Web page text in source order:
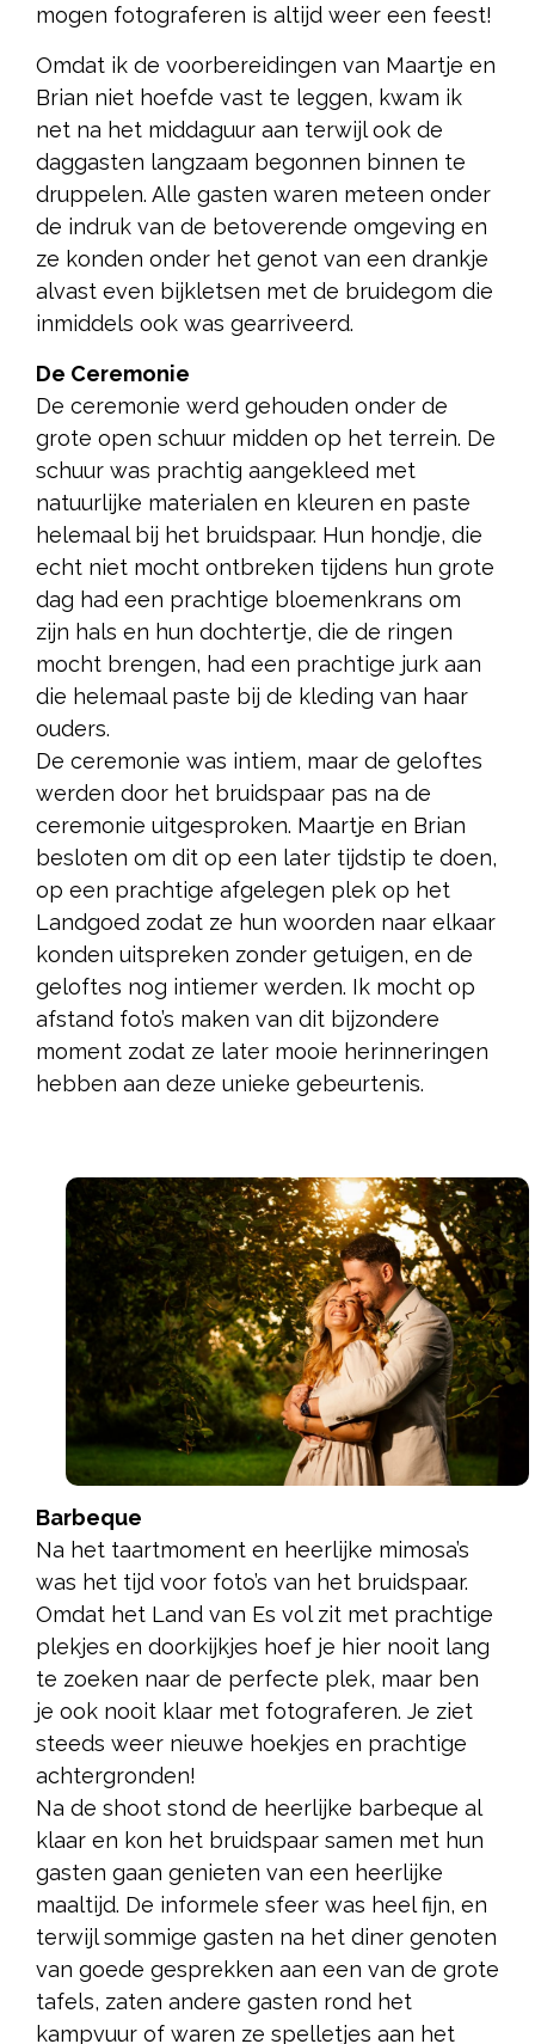
mogen fotograferen is altijd weer een feest!
Omdat ik de voorbereidingen van Maartje en
Brian niet hoefde vast te leggen, kwam ik
net na het middaguur aan terwijl ook de
daggasten langzaam begonnen binnen te
druppelen. Alle gasten waren meteen onder
de indruk van de betoverende omgeving en
ze konden onder het genot van een drankje
alvast even bijkletsen met de bruidegom die
inmiddels ook was gearriveerd.
De Ceremonie
De ceremonie werd gehouden onder de
grote open schuur midden op het terrein. De
schuur was prachtig aangekleed met
natuurlijke materialen en kleuren en paste
helemaal bij het bruidspaar. Hun hondje, die
echt niet mocht ontbreken tijdens hun grote
dag had een prachtige bloemenkrans om
zijn hals en hun dochtertje, die de ringen
mocht brengen, had een prachtige jurk aan
die helemaal paste bij de kleding van haar
ouders.
De ceremonie was intiem, maar de geloftes
werden door het bruidspaar pas na de
ceremonie uitgesproken. Maartje en Brian
besloten om dit op een later tijdstip te doen,
op een prachtige afgelegen plek op het
Landgoed zodat ze hun woorden naar elkaar
konden uitspreken zonder getuigen, en de
geloftes nog intiemer werden. Ik mocht op
afstand foto’s maken van dit bijzondere
moment zodat ze later mooie herinneringen
hebben aan deze unieke gebeurtenis.
Barbeque
Na het taartmoment en heerlijke mimosa’s
was het tijd voor foto’s van het bruidspaar.
Omdat het Land van Es vol zit met prachtige
plekjes en doorkijkjes hoef je hier nooit lang
te zoeken naar de perfecte plek, maar ben
je ook nooit klaar met fotograferen. Je ziet
steeds weer nieuwe hoekjes en prachtige
achtergronden!
Na de shoot stond de heerlijke barbeque al
klaar en kon het bruidspaar samen met hun
gasten gaan genieten van een heerlijke
maaltijd. De informele sfeer was heel fijn, en
terwijl sommige gasten na het diner genoten
van goede gesprekken aan een van de grote
tafels, zaten andere gasten rond het
kampvuur of waren ze spelletjes aan het